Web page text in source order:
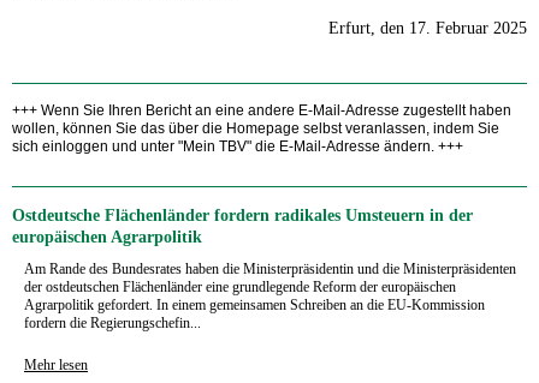
Erfurt, den 17. Februar 2025
+++ Wenn Sie Ihren Bericht an eine andere E-Mail-Adresse zugestellt haben
wollen, können Sie das über die Homepage selbst veranlassen, indem Sie
sich einloggen und unter "Mein TBV" die E-Mail-Adresse ändern. +++
Ostdeutsche Flächenländer fordern radikales Umsteuern in der
europäischen Agrarpolitik
Am Rande des Bundesrates haben die Ministerpräsidentin und die Ministerpräsidenten
der ostdeutschen Flächenländer eine grundlegende Reform der europäischen
Agrarpolitik gefordert. In einem gemeinsamen Schreiben an die EU-Kommission
fordern die Regierungschefin...
Mehr lesen